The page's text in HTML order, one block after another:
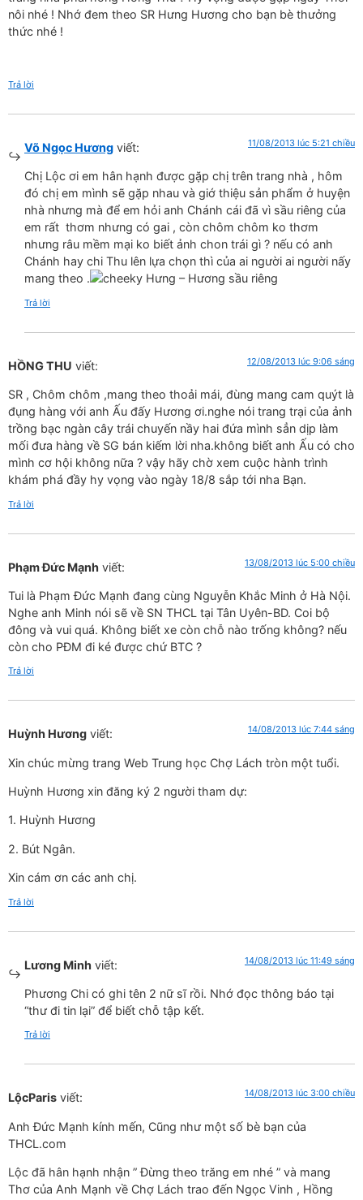
nôi nhé ! Nhớ đem theo SR Hưng Hương cho bạn bè thưởng
thức nhé !
Trả lời
Võ Ngọc Hương viết: 11/08/2013 lúc 5:21 chiều
Chị Lộc ơi em hân hạnh được gặp chị trên trang nhà , hôm
đó chị em mình sẽ gặp nhau và giớ thiệu sản phẩm ở huyện
nhà nhưng mà để em hỏi anh Chánh cái đã vì sầu riêng của
em rất thơm nhưng có gai , còn chôm chôm ko thơm
nhưng râu mềm mại ko biết ảnh chon trái gì ? nếu có anh
Chánh hay chi Thu lên lựa chọn thì của ai người ai người nấy
mang theo .
Hưng – Hương sầu riêng
Trả lời
HỒNG THU viết: 12/08/2013 lúc 9:06 sáng
SR , Chôm chôm ,mang theo thoải mái, đùng mang cam quýt là
đụng hàng với anh Ấu đấy Hương ơi.nghe nói trang trại của ảnh
trồng bạc ngàn cây trái chuyến nầy hai đứa mình sẳn dịp làm
mối đưa hàng về SG bán kiếm lời nha.không biết anh Ấu có cho
mình cơ hội không nữa ? vậy hãy chờ xem cuộc hành trình
khám phá đầy hy vọng vào ngày 18/8 sắp tới nha Bạn.
Trả lời
Phạm Đức Mạnh viết: 13/08/2013 lúc 5:00 chiều
Tui là Phạm Đức Mạnh đang cùng Nguyễn Khắc Minh ở Hà Nội.
Nghe anh Minh nói sẽ về SN THCL tại Tân Uyên-BD. Coi bộ
đông và vui quá. Không biết xe còn chỗ nào trống không? nếu
còn cho PĐM đi ké được chứ BTC ?
Trả lời
Huỳnh Hương viết: 14/08/2013 lúc 7:44 sáng
Xin chúc mừng trang Web Trung học Chợ Lách tròn một tuổi.
Huỳnh Hương xin đăng ký 2 người tham dự:
1. Huỳnh Hương
2. Bút Ngân.
Xin cám ơn các anh chị.
Trả lời
Lương Minh viết: 14/08/2013 lúc 11:49 sáng
Phương Chi có ghi tên 2 nữ sĩ rồi. Nhớ đọc thông báo tại
“thư đi tin lại” để biết chỗ tập kết.
Trả lời
LộcParis viết: 14/08/2013 lúc 3:00 chiều
Anh Đức Mạnh kính mến, Cũng như một số bè bạn của
THCL.com
Lộc đã hân hạnh nhận ” Đừng theo trăng em nhé ” và mang
Thơ của Anh Mạnh về Chợ Lách trao đến Ngọc Vinh , Hồng